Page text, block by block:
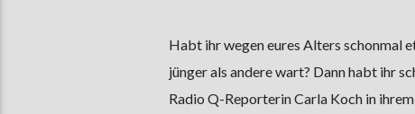
Habt ihr wegen eures Alters schonmal
jünger als andere wart? Dann habt ihr
Radio Q-Reporterin Carla Koch in